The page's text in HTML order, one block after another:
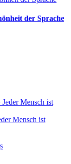
der Sprache
Mensch ist